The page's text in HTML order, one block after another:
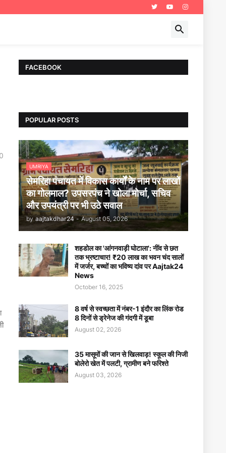
0
FACEBOOK
POPULAR POSTS
UMRIYA
सेमरिहा पंचायत में विकास कार्यों के नाम पर लाखों
का गोलमाल? उपसरपंच ने खोला मोर्चा, सचिव
और उपयंत्री पर भी उठे सवाल
by aajtakdhar24 - August 05, 2026
शहडोल का 'आंगनवाड़ी घोटाला': नींव से छत
तक भ्रष्टाचार! ₹20 लाख का भवन चंद सालों
में जर्जर, बच्चों का भविष्य दांव पर Aajtak24
News
October 16, 2025
8 वर्ष से स्वच्छता में नंबर-1 इंदौर का लिंक रोड
8 दिनों से ड्रेनेज की गंदगी में डूबा
August 02, 2026
35 मासूमों की जान से खिलवाड़! स्कूल की निजी
बोलेरो खेत में पलटी, ग्रामीण बने फरिश्ते
August 03, 2026